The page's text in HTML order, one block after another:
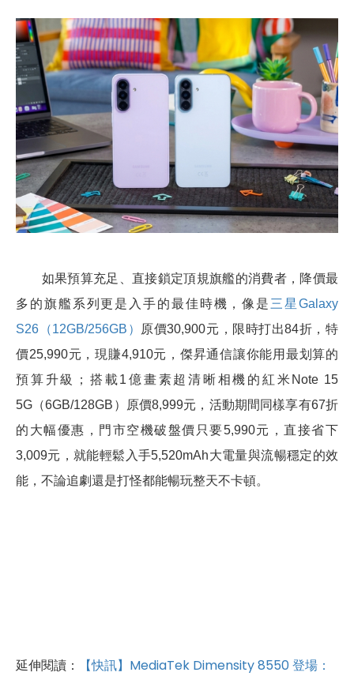
如果預算充足、直接鎖定頂規旗艦的消費者，降價最
多的旗艦系列更是入手的最佳時機，像是 三星Galaxy
S26（12GB/256GB）
原價30,900元，限時打出84折，特
價25,990元，現賺4,910元，傑昇通信讓你能用最划算的
預算升級；搭載1億畫素超清晰相機的紅米Note 15
5G（6GB/128GB）原價8,999元，活動期間同樣享有67折
的大幅優惠，門市空機破盤價只要5,990元，直接省下
3,009元，就能輕鬆入手5,520mAh大電量與流暢穩定的效
能，不論追劇還是打怪都能暢玩整天不卡頓。
延伸閱讀：
【快訊】MediaTek Dimensity 8550 登場：